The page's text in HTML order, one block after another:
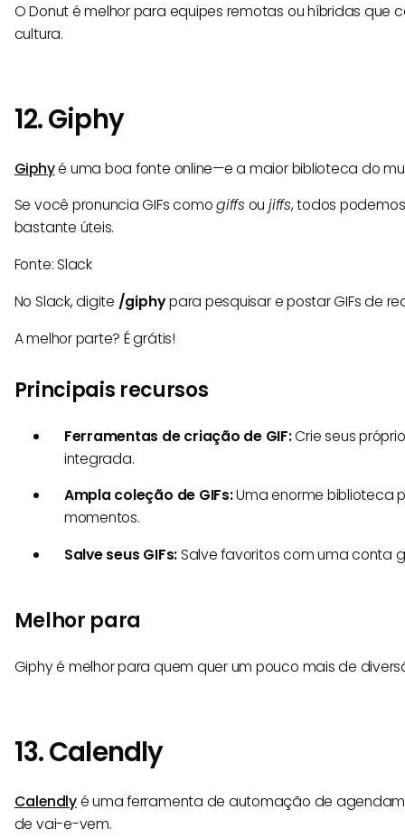
O Donut é melhor para equipes remotas ou híbridas que
cultura.
12. Giphy
Giphyé uma boa fonte online—e a maior biblioteca do
Se você pronuncia GIFs comogiffsoujiffs, todos
bastante úteis.
Fonte: Slack
No Slack, digite /giphypara pesquisar e postar GIFs de
A melhor parte? É grátis!
Principais recursos
Ferramentas de criação de GIF:Crie seus
integrada.
Ampla coleção de GIFs:Uma enorme biblioteca
momentos.
Salve seus GIFs: Salve favoritos com uma conta
Melhor para
Giphy é melhor para quem quer um pouco mais de
13. Calendly
Calendlyé uma ferramenta de automação de
de vai-e-vem.